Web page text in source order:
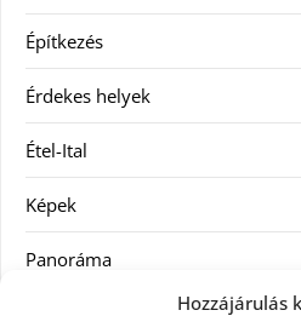
Hozzájárulás
Építkezés
Érdekes helyek
Étel-Ital
Képek
Panoráma